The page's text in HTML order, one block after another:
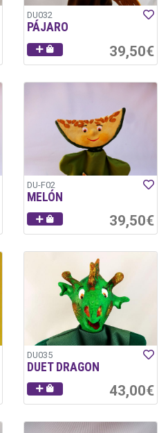
DU032
PÁJARO
39,50€
DU-F02
MELÓN
39,50€
DU035
DUET DRAGON
43,00€